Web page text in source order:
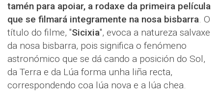
tamén para apoiar, a rodaxe da primeira película
que se filmará integramente na nosa bisbarra. O
título do filme, "Sicixia", evoca a natureza salvaxe
da nosa bisbarra, pois significa o fenómeno
astronómico que se dá cando a posición do Sol,
da Terra e da Lúa forma unha liña recta,
correspondendo coa lúa nova e a lúa chea.